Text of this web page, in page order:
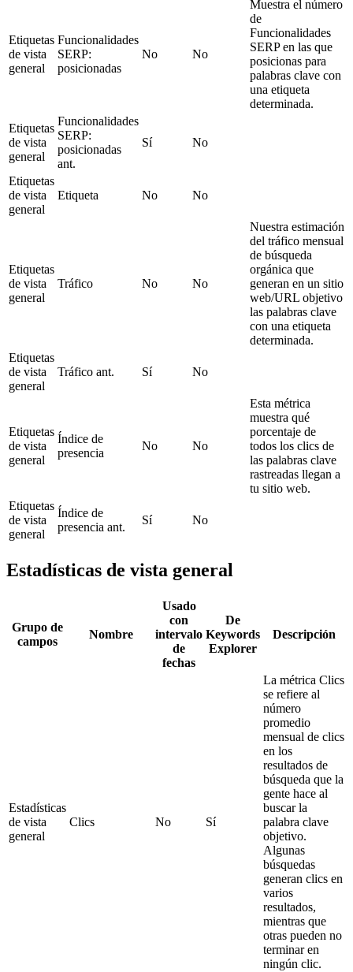
Etiquetas
de vista
general
Funcionalidades
SERP:
posicionadas
No No
Muestra el número
de
Funcionalidades
SERP en las que
posicionas para
palabras clave con
una etiqueta
determinada.
Etiquetas
de vista
general
Funcionalidades
SERP:
posicionadas
ant.
Sí No
Etiquetas
de vista
general
Etiqueta No No
Etiquetas
de vista
general
Tráfico No No
Nuestra estimación
del tráfico mensual
de búsqueda
orgánica que
generan en un sitio
web/URL objetivo
las palabras clave
con una etiqueta
determinada.
Etiquetas
de vista
general
Tráfico ant. Sí No
Etiquetas
de vista
general
Índice de
presencia
No No
Esta métrica
muestra qué
porcentaje de
todos los clics de
las palabras clave
rastreadas llegan a
tu sitio web.
Etiquetas
de vista
general
Índice de
presencia ant.
Sí No
Estadísticas de vista general
Grupo de
campos
Nombre
Usado
con
intervalo
de
fechas
De
Keywords
Explorer
Descripción
Estadísticas
de vista
general
Clics No Sí
La métrica Clics
se refiere al
número
promedio
mensual de clics
en los
resultados de
búsqueda que la
gente hace al
buscar la
palabra clave
objetivo.
Algunas
búsquedas
generan clics en
varios
resultados,
mientras que
otras pueden no
terminar en
ningún clic.